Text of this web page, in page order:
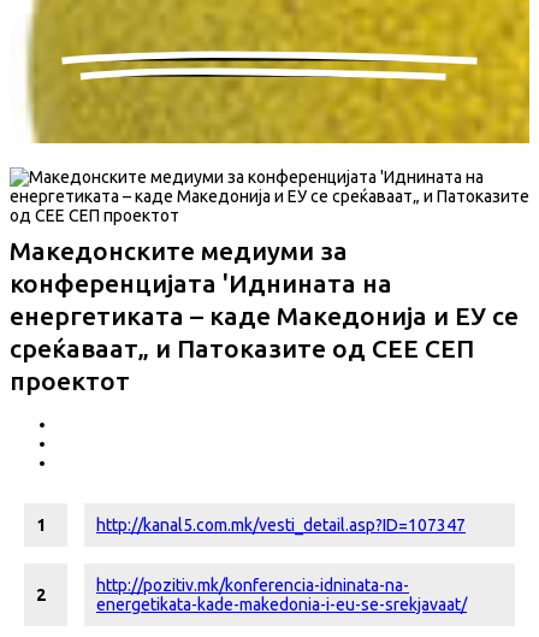
Македонските медиуми за
конференцијата 'Иднината на
енергетиката – каде Македонија и ЕУ се
среќаваат„ и Патоказите од СЕЕ СЕП
проектот
1 http://kanal5.com.mk/vesti_detail.asp?ID=107347
2
http://pozitiv.mk/konferencia-idninata-na-
energetikata-kade-makedonia-i-eu-se-srekjavaat/